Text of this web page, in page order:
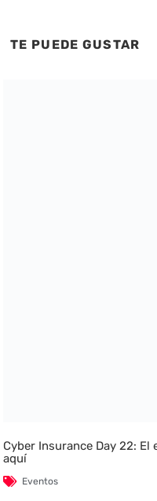
TE PUEDE GUSTAR
Cyber Insurance Day 22:
aquí
Eventos